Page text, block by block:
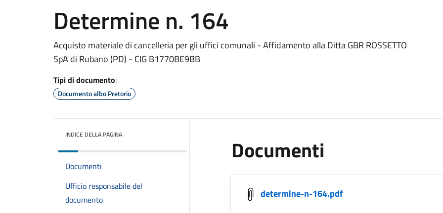
Determine n. 164
Acquisto materiale di cancelleria per gli uffici comunali - Affidamento alla Ditta GBR ROSSETTO
SpA di Rubano (PD) - CIG B1770BE9BB
Tipi di documento:
Documento albo Pretorio
INDICE DELLA PAGINA
Documenti
Ufficio responsabile del
documento
Documenti
determine-n-164.pdf